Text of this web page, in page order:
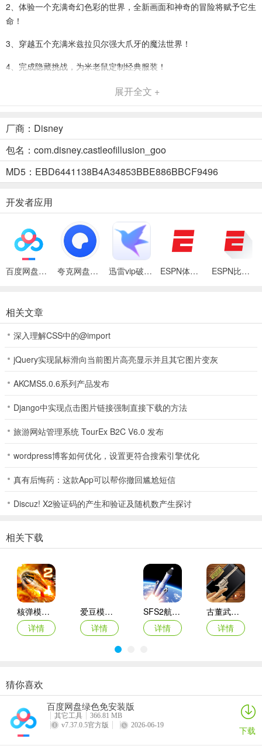
2、体验一个充满奇幻色彩的世界，全新画面和神奇的冒险将赋予它生
命！
3、穿越五个充满米兹拉贝尔强大爪牙的魔法世界！
4、完成隐藏挑战，为米老鼠定制经典服装！
2、点击右边屏幕可以进行跳跃，然后来拾取钻石。
4、地图上还有诸多地形可以进行利用。
5、最后拾取苹果，可以点击右下角图案来进行攻击。
展开全文 +
厂商：Disney
包名：com.disney.castleofillusion_goo
MD5：EBD6441138B4A34853BBE886BBCF9496
开发者应用
百度网盘绿色免安装Pc电脑版 夸克网盘官方正式版 迅雷vip破解版永久会员2024版 ESPN体育在线直播官方正版 ESPN比分中心app
相关文章
深入理解CSS中的@import
jQuery实现鼠标滑向当前图片高亮显示并且其它图片变灰
AKCMS5.0.6系列产品发布
Django中实现点击图片链接强制直接下载的方法
旅游网站管理系统 TourEx B2C V6.0 发布
wordpress博客如何优化，设置更符合搜索引擎优化
真有后悔药：这款App可以帮你撤回尴尬短信
Discuz! X2验证码的产生和验证及随机数产生探讨
相关下载
核弹模拟器2
详情
爱豆模拟器最新版
详情
SFS2航天模拟器手机版
详情
古董武器模拟器
详情
商店模拟器：超市Switch移植2026最新版本
详情
悠闲铁匠铺2026官方最新版本
详情
猫咪疗愈所
寒窗志
猜你喜欢
百度网盘绿色免安装版
其它工具
366.81 MB
v7.37.0.5官方版
2026-06-19 下载